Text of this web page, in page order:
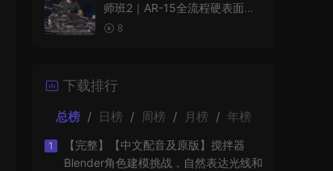
师班2｜AR-15全流程硬表面王
者课（中文语音版+中文字幕版
8
下载排行
总榜 / 日榜 / 周榜 / 月榜 / 年榜
1
【完整】【中文配音及原版】搅拌器
Blender角色建模挑战，自然表达光线和